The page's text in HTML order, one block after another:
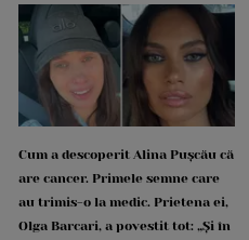
Cum a descoperit Alina Pușcău că
are cancer. Primele semne care
au trimis-o la medic. Prietena ei,
Olga Barcari, a povestit tot: „Și în